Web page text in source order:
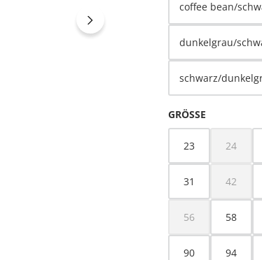
coffee bean/
dunkelgrau/
schwarz/
GRÖSSE
23 24
(Diese
31 42
(Diese
56
(Diese Option ist
58
90 94